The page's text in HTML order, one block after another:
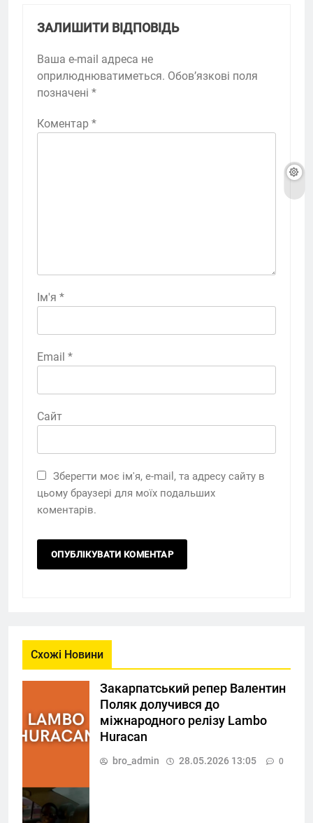
ЗАЛИШИТИ ВІДПОВІДЬ
Ваша e-mail адреса не
оприлюднюватиметься. Обов’язкові поля
позначені *
Коментар *
Ім'я *
Email *
Сайт
Зберегти моє ім'я, e-mail, та адресу сайту в
цьому браузері для моїх подальших
коментарів.
Схожі Новини
Закарпатський репер Валентин
Поляк долучився до
міжнародного релізу Lambo
Huracan
bro_admin 28.05.2026 13:05 0